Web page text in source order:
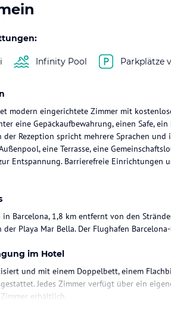
Infinity Pool Parkplätze
modern eingerichtete Zimmer mit
eine Gepäckaufbewahrung, einen Safe,
der Rezeption spricht mehrere Sprachen
eine Terrasse, eine
Entspannung. Barrierefreie Einrichtungen
Barcelona, 1,8 km entfernt von den
der Playa Mar Bella. Der Flughafen
im Hotel
und mit einem Doppelbett, einem
Jedes Zimmer verfügt über ein
erhältlich.